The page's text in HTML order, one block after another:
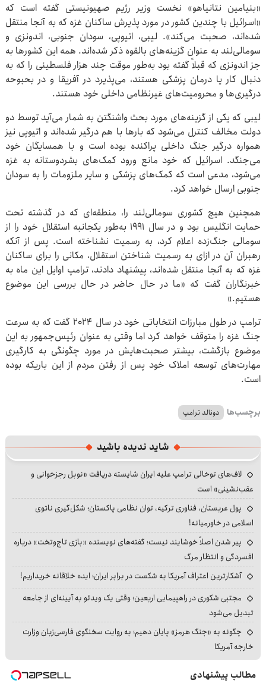
«بنیامین نتانیاهو» نخست وزیر رژیم صهیونیستی گفته است که
«اسرائیل با چندین کشور در مورد پذیرش ساکنان غزه که به آنجا منتقل
شده‌اند، صحبت می‌کند». لیبی، اتیوپی، سودان جنوبی، اندونزی و
سومالی‌لند به عنوان گزینه‌های بالقوه ذکر شده‌اند. همه این کشورها به
جز اندونزی که قبلاً گفته بود به‌طور موقت چند هزار فلسطینی را که به
دنبال کار یا درمان پزشکی هستند، می‌پذیرد در آفریقا و در بحبوحه
درگیری‌ها و محرومیت‌های غیرنظامی داخلی خود هستند.
لیبی که یکی از گزینه‌های مورد بحث واشنگتن به شمار می‌آید توسط دو
دولت مخالف کنترل می‌شود که بارها با هم درگیر شده‌اند و اتیوپی نیز
همواره درگیر جنگ داخلی پراکنده بوده است و با همسایگان خود
می‌جنگد. اسرائیل که خود مانع ورود کمک‌های بشردوستانه به غزه
می‌شود، مدعی است که کمک‌های پزشکی و سایر ملزومات را به سودان
جنوبی ارسال خواهد کرد.
همچنین هیچ کشوری سومالی‌لند را، منطقه‌ای که در گذشته تحت
حمایت انگلیس بود و در سال ۱۹۹۱ به‌طور یکجانبه استقلال خود را از
سومالی جنگ‌زده اعلام کرد، به رسمیت نشناخته است. پس از آنکه
رهبران آن در ازای به رسمیت شناختن استقلال، مکانی را برای ساکنان
غزه که به آنجا منتقل شده‌اند، پیشنهاد دادند، ترامپ اوایل این ماه به
خبرنگاران گفت که «ما در حال حاضر در حال بررسی این موضوع
هستیم.»
ترامپ در طول مبارزات انتخاباتی خود در سال ۲۰۲۴ گفت که به سرعت
جنگ غزه را متوقف خواهد کرد اما وقتی به عنوان رئیس‌جمهور به این
موضوع بازگشت، بیشتر صحبت‌هایش در مورد چگونگی به کارگیری
مهارت‌های توسعه املاک خود پس از رفتن مردم از این باریکه بوده
است.
برچسب‌ها دونالد ترامپ
شاید ندیده باشید
لاف‌های توخالی ترامپ علیه ایران شایسته دریافت «نوبل رجزخوانی و
عقب‌نشینی» است
پول عربستان، فناوری ترکیه، توان نظامی پاکستان؛ شکل‌گیری ناتوی
اسلامی در خاورمیانه!
پیر شدن اصلاً خوشایند نیست؛ گفته‌های نویسنده «بازی تاج‌وتخت» درباره
افسردگی و انتظار مرگ
آشکارترین اعتراف آمریکا به شکست در برابر ایران؛ ایده خلاقانه خریداریم!
مجتبی شکوری در راهپیمایی اربعین؛ وقتی یک ویدئو به آیینه‌ای از جامعه
تبدیل می‌شود
چگونه به «جنگ هرمز» پایان دهیم؛ به روایت سخنگوی فارسی‌زبان وزارت
خارجه آمریکا
مطالب پیشنهادی